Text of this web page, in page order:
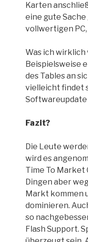
Karten
eine gute
vollwertigen
Was ich
Beispielsweise
des Tables an
vielleicht findet
Softwareupdate
Fazit?
Die Leute
wird es
Time To Market
Dingen aber
Markt kommen
dominieren.
so
Flash Support.